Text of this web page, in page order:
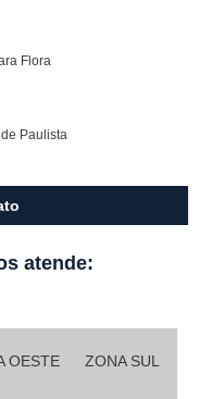
Flora
Paulista
atende:
OESTE ZONA SUL